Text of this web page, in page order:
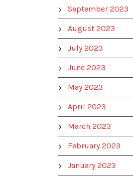
September 2023
August 2023
July 2023
June 2023
May 2023
April 2023
March 2023
February 2023
January 2023